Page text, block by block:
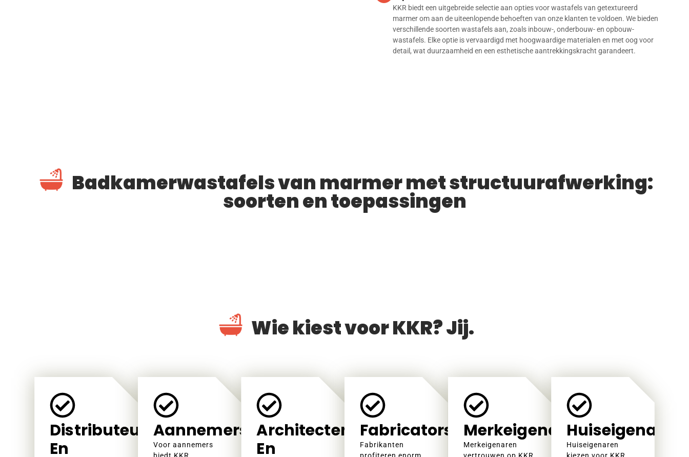
KKR biedt een uitgebreide selectie aan opties voor wastafels van getextureerd
marmer om aan de uiteenlopende behoeften van onze klanten te voldoen. We bieden
verschillende soorten wastafels aan, zoals inbouw-, onderbouw- en opbouw-
wastafels. Elke optie is vervaardigd met hoogwaardige materialen en met oog voor
detail, wat duurzaamheid en een esthetische aantrekkingskracht garandeert.
Badkamerwastafels van marmer met structuurafwerking:
soorten en toepassingen
Wie kiest voor KKR? Jij.
Distributeurs
En
Aannemers
Voor aannemers
Architecten
En
Fabricators
Fabrikanten
Merkeigenaren
Merkeigenaren
Huiseigenaren
Huiseigenaren